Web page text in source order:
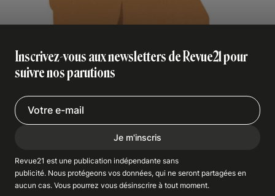
Inscrivez-vous aux newsletters de Revue21 pour
suivre nos parutions
Je m'inscris
Revue21 est une publication indépendante sans
publicité. Nous protégeons vos données, qui ne seront partagées en
aucun cas. Vous pourrez vous désinscrire à tout moment.